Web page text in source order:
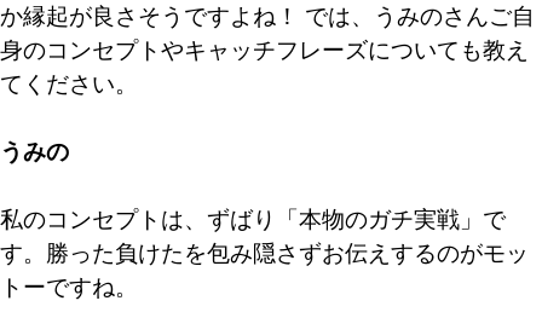
か縁起が良さそうですよね！ では、うみのさんご自
身のコンセプトやキャッチフレーズについても教え
てください。
うみの
私のコンセプトは、ずばり「本物のガチ実戦」で
す。勝った負けたを包み隠さずお伝えするのがモッ
トーですね。